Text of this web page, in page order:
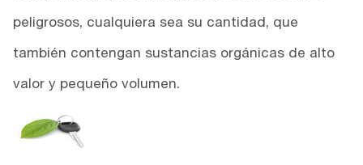
peligrosos, cualquiera sea su cantidad, que
también contengan sustancias orgánicas de alto
valor y pequeño volumen.